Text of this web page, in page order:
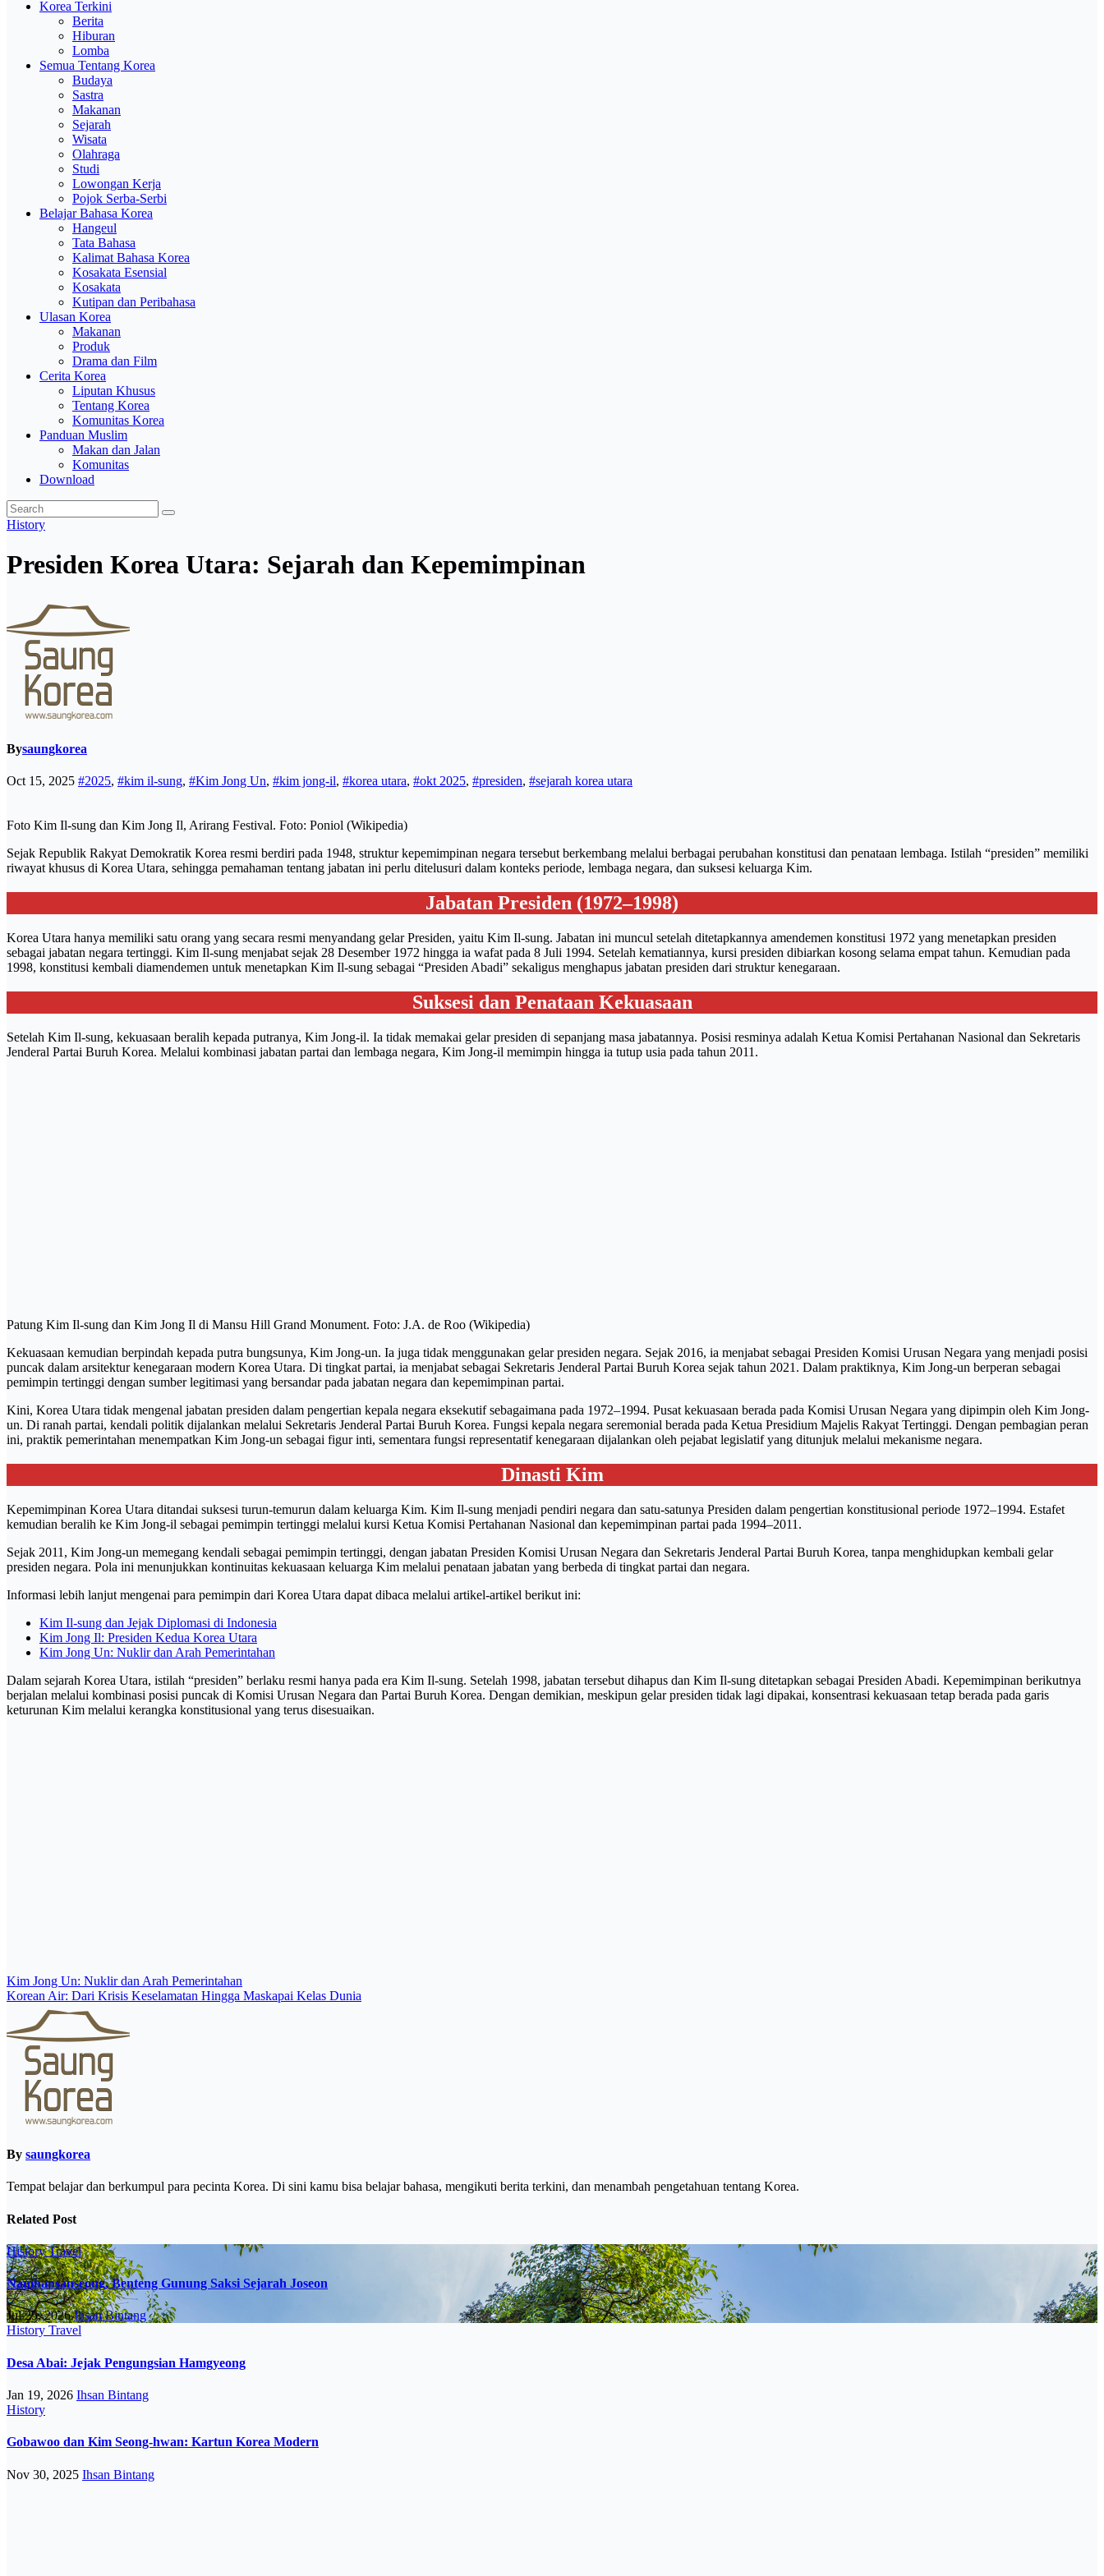
Korea Terkini
Berita
Hiburan
Lomba
Semua Tentang Korea
Budaya
Sastra
Makanan
Sejarah
Wisata
Olahraga
Studi
Lowongan Kerja
Pojok Serba-Serbi
Belajar Bahasa Korea
Hangeul
Tata Bahasa
Kalimat Bahasa Korea
Kosakata Esensial
Kosakata
Kutipan dan Peribahasa
Ulasan Korea
Makanan
Produk
Drama dan Film
Cerita Korea
Liputan Khusus
Tentang Korea
Komunitas Korea
Panduan Muslim
Makan dan Jalan
Komunitas
Download
History
Presiden Korea Utara: Sejarah dan Kepemimpinan
Bysaungkorea
Oct 15, 2025 #2025, #kim il-sung, #Kim Jong Un, #kim jong-il, #korea utara, #okt 2025, #presiden, #sejarah korea utara
Foto Kim Il-sung dan Kim Jong Il, Arirang Festival. Foto: Poniol (Wikipedia)
Sejak Republik Rakyat Demokratik Korea resmi berdiri pada 1948, struktur kepemimpinan negara tersebut berkembang melalui berbagai perubahan konstitusi dan penataan lembaga. Istilah “presiden” memiliki
riwayat khusus di Korea Utara, sehingga pemahaman tentang jabatan ini perlu ditelusuri dalam konteks periode, lembaga negara, dan suksesi keluarga Kim.
Jabatan Presiden (1972–1998)
Korea Utara hanya memiliki satu orang yang secara resmi menyandang gelar Presiden, yaitu Kim Il-sung. Jabatan ini muncul setelah ditetapkannya amendemen konstitusi 1972 yang menetapkan presiden
sebagai jabatan negara tertinggi. Kim Il-sung menjabat sejak 28 Desember 1972 hingga ia wafat pada 8 Juli 1994. Setelah kematiannya, kursi presiden dibiarkan kosong selama empat tahun. Kemudian pada
1998, konstitusi kembali diamendemen untuk menetapkan Kim Il-sung sebagai “Presiden Abadi” sekaligus menghapus jabatan presiden dari struktur kenegaraan.
Suksesi dan Penataan Kekuasaan
Setelah Kim Il-sung, kekuasaan beralih kepada putranya, Kim Jong-il. Ia tidak memakai gelar presiden di sepanjang masa jabatannya. Posisi resminya adalah Ketua Komisi Pertahanan Nasional dan Sekretaris
Jenderal Partai Buruh Korea. Melalui kombinasi jabatan partai dan lembaga negara, Kim Jong-il memimpin hingga ia tutup usia pada tahun 2011.
Patung Kim Il-sung dan Kim Jong Il di Mansu Hill Grand Monument. Foto: J.A. de Roo (Wikipedia)
Kekuasaan kemudian berpindah kepada putra bungsunya, Kim Jong-un. Ia juga tidak menggunakan gelar presiden negara. Sejak 2016, ia menjabat sebagai Presiden Komisi Urusan Negara yang menjadi posisi
puncak dalam arsitektur kenegaraan modern Korea Utara. Di tingkat partai, ia menjabat sebagai Sekretaris Jenderal Partai Buruh Korea sejak tahun 2021. Dalam praktiknya, Kim Jong-un berperan sebagai
pemimpin tertinggi dengan sumber legitimasi yang bersandar pada jabatan negara dan kepemimpinan partai.
Kini, Korea Utara tidak mengenal jabatan presiden dalam pengertian kepala negara eksekutif sebagaimana pada 1972–1994. Pusat kekuasaan berada pada Komisi Urusan Negara yang dipimpin oleh Kim Jong-
un. Di ranah partai, kendali politik dijalankan melalui Sekretaris Jenderal Partai Buruh Korea. Fungsi kepala negara seremonial berada pada Ketua Presidium Majelis Rakyat Tertinggi. Dengan pembagian peran
ini, praktik pemerintahan menempatkan Kim Jong-un sebagai figur inti, sementara fungsi representatif kenegaraan dijalankan oleh pejabat legislatif yang ditunjuk melalui mekanisme negara.
Dinasti Kim
Kepemimpinan Korea Utara ditandai suksesi turun-temurun dalam keluarga Kim. Kim Il-sung menjadi pendiri negara dan satu-satunya Presiden dalam pengertian konstitusional periode 1972–1994. Estafet
kemudian beralih ke Kim Jong-il sebagai pemimpin tertinggi melalui kursi Ketua Komisi Pertahanan Nasional dan kepemimpinan partai pada 1994–2011.
Sejak 2011, Kim Jong-un memegang kendali sebagai pemimpin tertinggi, dengan jabatan Presiden Komisi Urusan Negara dan Sekretaris Jenderal Partai Buruh Korea, tanpa menghidupkan kembali gelar
presiden negara. Pola ini menunjukkan kontinuitas kekuasaan keluarga Kim melalui penataan jabatan yang berbeda di tingkat partai dan negara.
Informasi lebih lanjut mengenai para pemimpin dari Korea Utara dapat dibaca melalui artikel-artikel berikut ini:
Kim Il-sung dan Jejak Diplomasi di Indonesia
Kim Jong Il: Presiden Kedua Korea Utara
Kim Jong Un: Nuklir dan Arah Pemerintahan
Dalam sejarah Korea Utara, istilah “presiden” berlaku resmi hanya pada era Kim Il-sung. Setelah 1998, jabatan tersebut dihapus dan Kim Il-sung ditetapkan sebagai Presiden Abadi. Kepemimpinan berikutnya
berjalan melalui kombinasi posisi puncak di Komisi Urusan Negara dan Partai Buruh Korea. Dengan demikian, meskipun gelar presiden tidak lagi dipakai, konsentrasi kekuasaan tetap berada pada garis
keturunan Kim melalui kerangka konstitusional yang terus disesuaikan.
Post
navigation
Kim Jong Un: Nuklir dan Arah Pemerintahan
Korean Air: Dari Krisis Keselamatan Hingga Maskapai Kelas Dunia
By saungkorea
Tempat belajar dan berkumpul para pecinta Korea. Di sini kamu bisa belajar bahasa, mengikuti berita terkini, dan menambah pengetahuan tentang Korea.
Related Post
HistoryTravel
Namhansanseong, Benteng Gunung Saksi Sejarah Joseon
Jul 25, 2026Ihsan Bintang
History Travel
Desa Abai: Jejak Pengungsian Hamgyeong
Jan 19, 2026 Ihsan Bintang
History
Gobawoo dan Kim Seong-hwan: Kartun Korea Modern
Nov 30, 2025 Ihsan Bintang